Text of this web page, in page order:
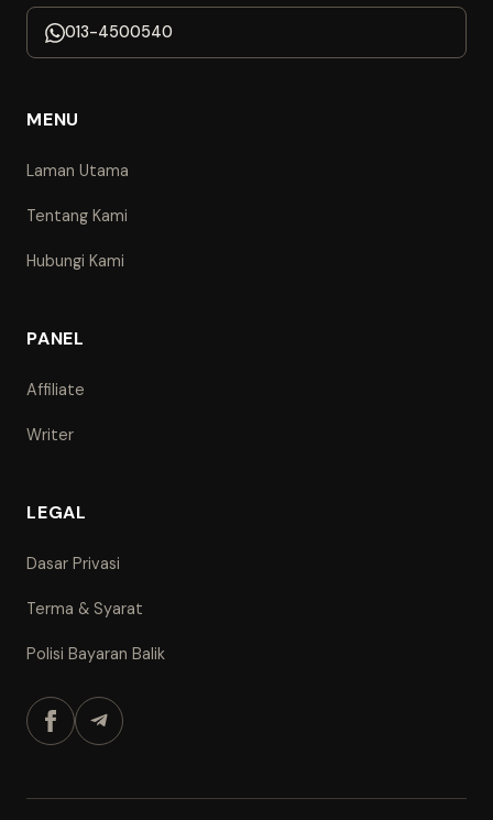
013-4500540
MENU
Laman Utama
Tentang Kami
Hubungi Kami
PANEL
Affiliate
Writer
LEGAL
Dasar Privasi
Terma & Syarat
Polisi Bayaran Balik